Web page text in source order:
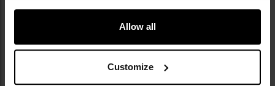
Allow all
Customize
Фіксовані прицільні
Так